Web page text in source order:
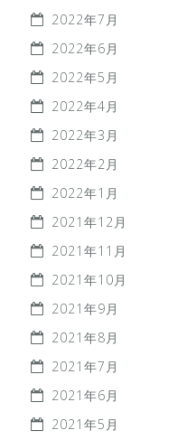
2022年7月
2022年6月
2022年5月
2022年4月
2022年3月
2022年2月
2022年1月
2021年12月
2021年11月
2021年10月
2021年9月
2021年8月
2021年7月
2021年6月
2021年5月